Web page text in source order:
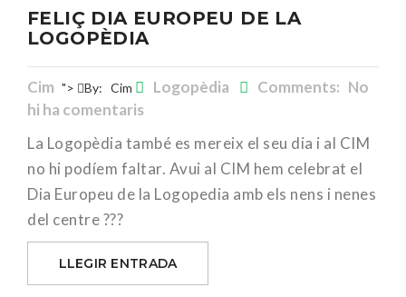
FELIÇ DIA EUROPEU DE LA
LOGOPÈDIA
Cim "> By: Cim Logopèdia
Comments: No
hi ha comentaris
La Logopèdia també es mereix el seu dia i al CIM
no hi podíem faltar. Avui al CIM hem celebrat el
Dia Europeu de la Logopedia amb els nens i nenes
del centre ???
LLEGIR ENTRADA